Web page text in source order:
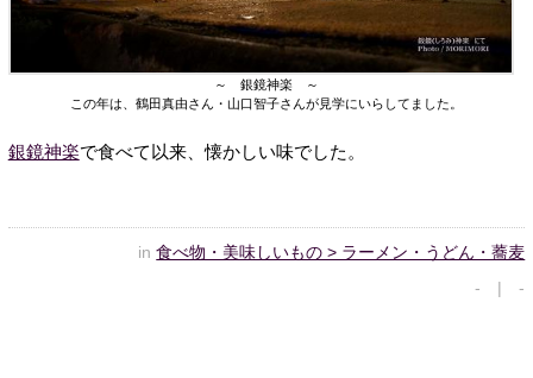
～ 銀鏡神楽 ～
この年は、鶴田真由さん・山口智子さんが見学にいらしてました。
銀鏡神楽で食べて以来、懐かしい味でした。
in食べ物・美味しいもの > ラーメン・うどん・蕎麦
- | -